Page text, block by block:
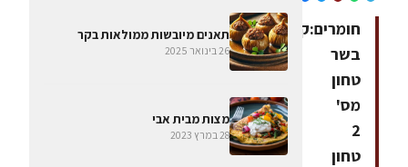
חומרים:קילו
בשר
טחון
מס'
2
טחון
תאנים מיובשות ממולאות בקר
26 בינואר 2025
מצות מבית אבי
28 במרץ 2023